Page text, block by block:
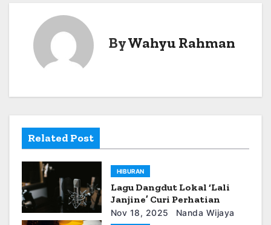
s
ByWahyu Rahman
Related Post
HIBURAN
Lagu Dangdut Lokal ‘Lali
Janjine’ Curi Perhatian
Nov 18, 2025 Nanda Wijaya